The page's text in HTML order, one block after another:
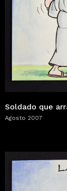
Soldado que
Agosto 2007